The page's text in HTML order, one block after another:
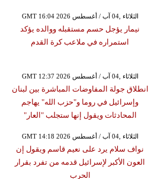
GMT 16:04 2026 الثلاثاء ,04 آب / أغسطس
نيمار يؤجل حسم مستقبله ووالده يؤكد
استمراره في ملاعب كرة القدم
GMT 12:37 2026 الثلاثاء ,04 آب / أغسطس
انطلاق جولة المفاوضات المباشرة بين لبنان
وإسرائيل في روما و"حزب الله" يهاجم
المحادثات ويقول إنها ستجلب "العار"
GMT 14:18 2026 الثلاثاء ,04 آب / أغسطس
نواف سلام يرد على نعيم قاسم ويقول إن
العون الأكبر لإسرائيل قدمه من تفرد بقرار
الحرب